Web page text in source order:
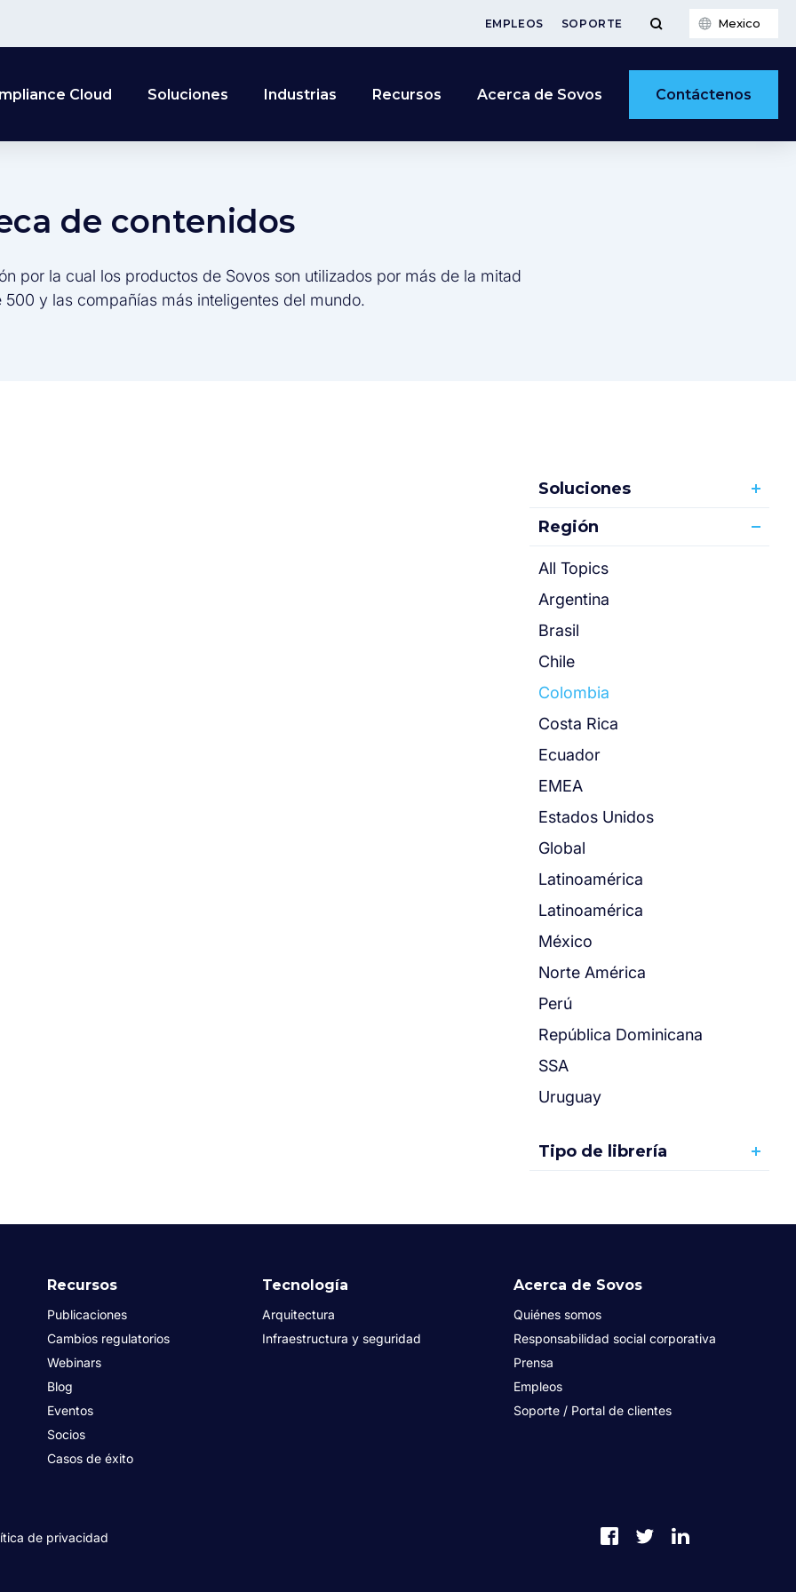
EMPLEOS SOPORTE Mexico
Cloud Soluciones Industrias Recursos Acerca de Sovos Contáctenos
de contenidos
por la cual los productos de Sovos son utilizados por más de la mitad
500 y las compañías más inteligentes del mundo.
Soluciones
Región
All Topics
Argentina
Brasil
Chile
Colombia
Costa Rica
Ecuador
EMEA
Estados Unidos
Global
Latinoamérica
Latinoamérica
México
Norte América
Perú
República Dominicana
SSA
Uruguay
Tipo de librería
Recursos
Publicaciones
Cambios regulatorios
Webinars
Blog
Eventos
Socios
Casos de éxito
Tecnología
Arquitectura
Infraestructura y seguridad
Acerca de Sovos
Quiénes somos
Responsabilidad social corporativa
Prensa
Empleos
Soporte / Portal de clientes
de privacidad